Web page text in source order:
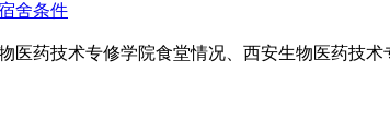
舍条件
医药技术专修学院食堂情况、西安生物医药技